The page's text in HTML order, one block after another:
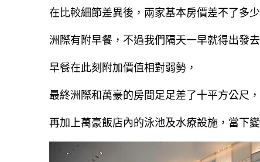
在比較細節差異後，兩家基本房價差不了多少
洲際有附早餐，不過我們隔天一早就得出發
早餐在此刻附加價值相對弱勢，
最終洲際和萬豪的房間足足差了十平方公尺
再加上萬豪飯店內的泳池及水療設施，當下